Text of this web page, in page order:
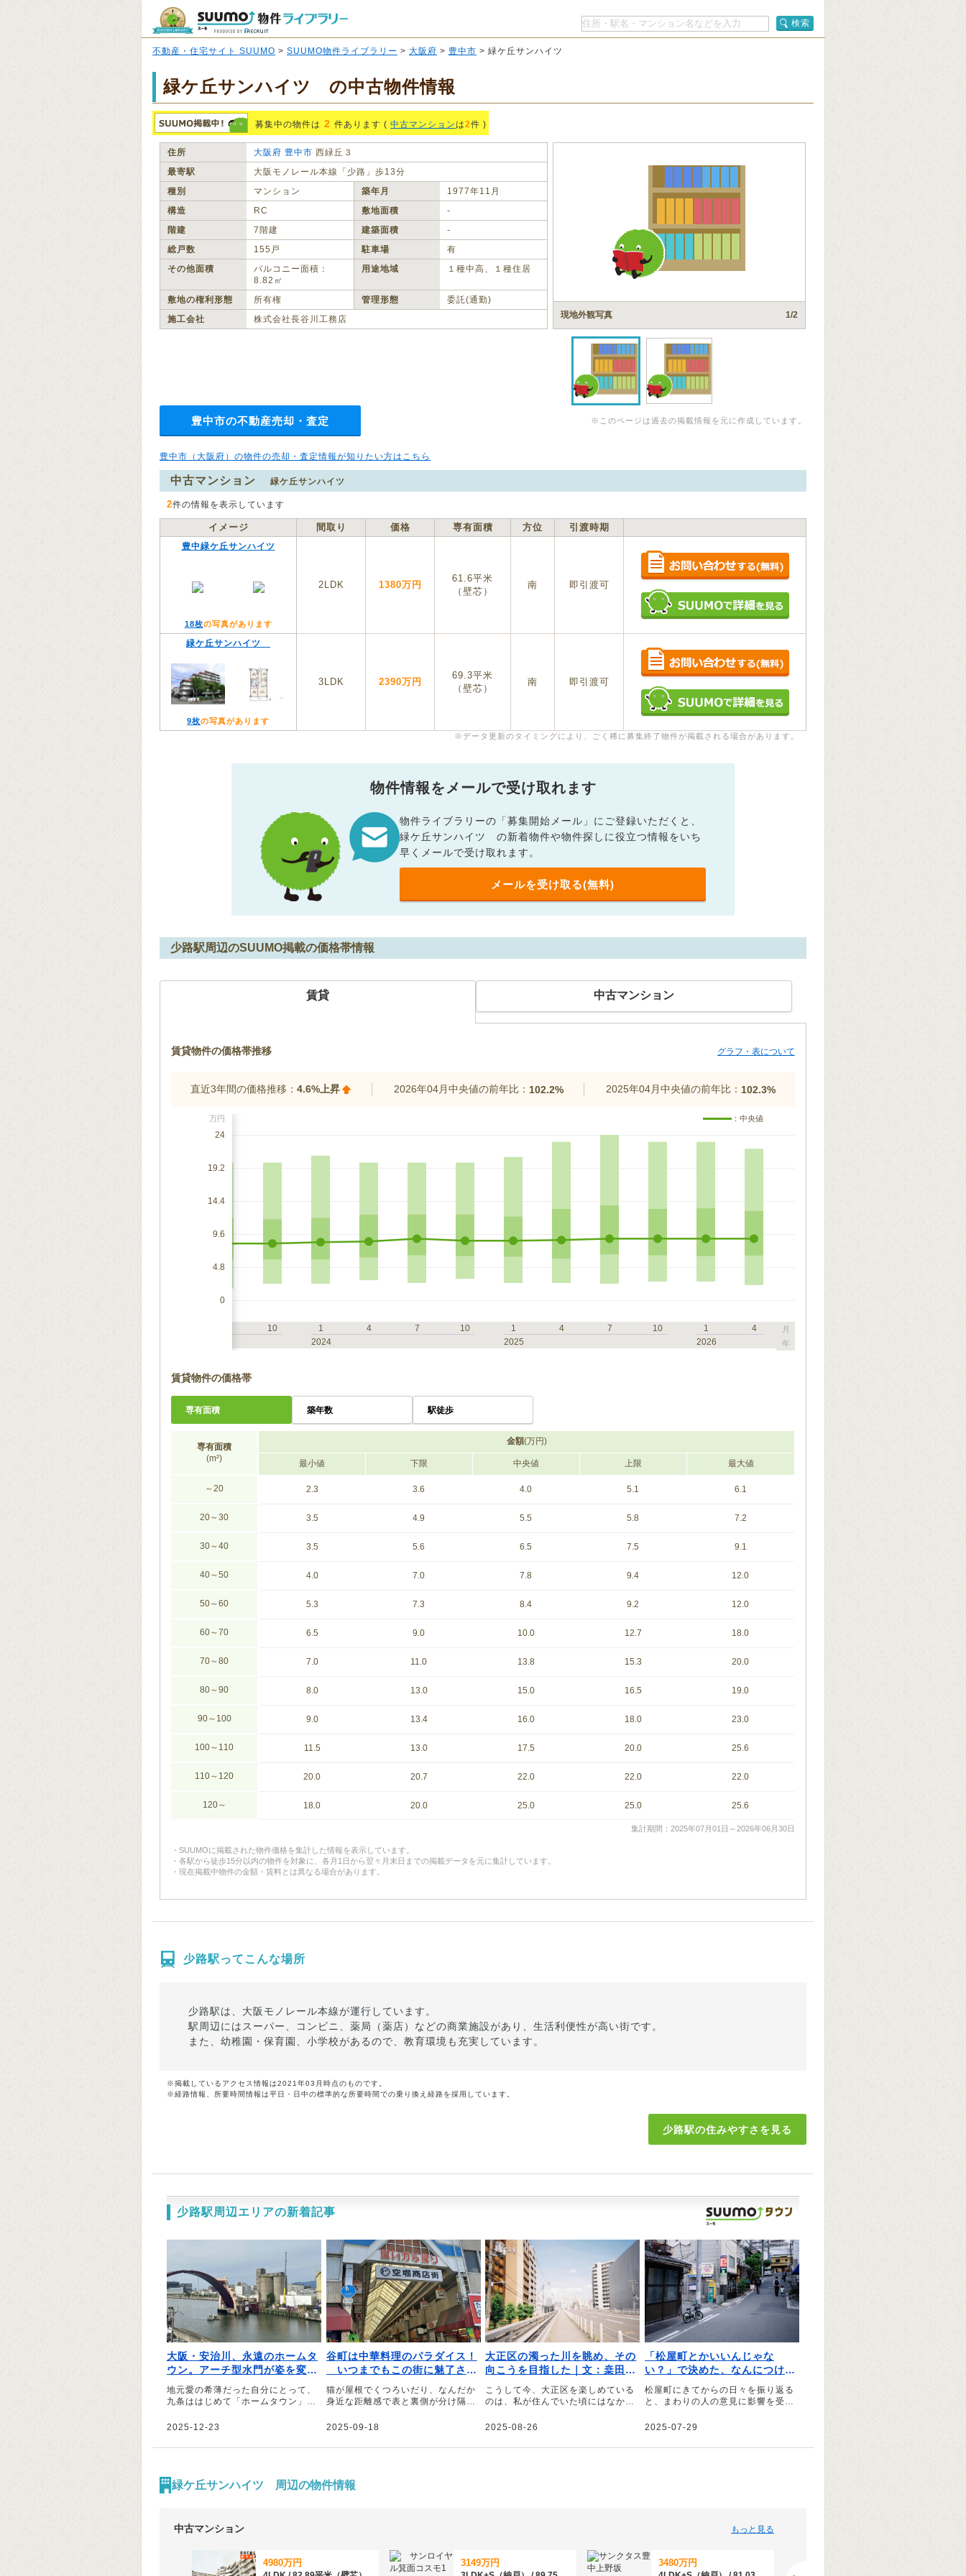
検索
不動産・住宅サイト SUUMO > SUUMO物件ライブラリー > 大阪府 > 豊中市 > 緑ケ丘サンハイツ
緑ケ丘サンハイツ の中古物件情報
募集中の物件は 2 件あります ( 中古マンションは2件 )
住所 大阪府 豊中市 西緑丘３
最寄駅
大阪モノレール本線「少路」歩13分
種別
マンション 築年月
1977年11月
構造
RC 敷地面積
‐
階建
7階建 建築面積
‐
総戸数
155戸 駐車場
有
その他面積
バルコニー面積：
8.82㎡
用途地域 １種中高、１種住居
敷地の権利形態 所有権 管理形態
委託(通勤)
施工会社
株式会社長谷川工務店 現地外観写真 1/2
※このページは過去の掲載情報を元に作成しています。
豊中市の不動産売却・査定
豊中市（大阪府）の物件の売却・査定情報が知りたい方はこちら
中古マンション 緑ケ丘サンハイツ
2件の情報を表示しています
イメージ 間取り 価格 専有面積 方位 引渡時期
豊中緑ケ丘サンハイツ
18枚の写真があります
2LDK 1380万円
61.6平米
（壁芯）
南 即引渡可
緑ケ丘サンハイツ
9枚の写真があります
3LDK 2390万円
69.3平米
（壁芯）
南 即引渡可
※データ更新のタイミングにより、ごく稀に募集終了物件が掲載される場合があります。
物件情報をメールで受け取れます
物件ライブラリーの「募集開始メール」にご登録いただくと、
緑ケ丘サンハイツ の新着物件や物件探しに役立つ情報をいち
早くメールで受け取れます。
メールを受け取る(無料)
少路駅周辺のSUUMO掲載の価格帯情報
賃貸 中古マンション
賃貸物件の価格帯推移 グラフ・表について
直近3年間の価格推移： 4.6%上昇 2026年04月中央値の前年比： 102.2% 2025年04月中央値の前年比： 102.3%
万円
24
19.2
14.4
9.6
4.8
0
：中央値
10
1 4 7
10
2024
1 4 7
10
2025
1
4
2026
月
年
賃貸物件の価格帯
専有面積 築年数 駅徒歩
専有面積
(m²)
金額(万円)
最小値 下限 中央値 上限 最大値
～20 2.3 3.6 4.0 5.1 6.1
20～30 3.5 4.9 5.5 5.8 7.2
30～40 3.5 5.6 6.5 7.5 9.1
40～50 4.0 7.0 7.8 9.4 12.0
50～60 5.3 7.3 8.4 9.2 12.0
60～70 6.5 9.0 10.0 12.7 18.0
70～80 7.0 11.0 13.8 15.3 20.0
80～90 8.0 13.0 15.0 16.5 19.0
90～100 9.0 13.4 16.0 18.0 23.0
100～110 11.5 13.0 17.5 20.0 25.6
110～120 20.0 20.7 22.0 22.0 22.0
120～ 18.0 20.0 25.0 25.0 25.6
集計期間：2025年07月01日～2026年06月30日
SUUMOに掲載された物件価格を集計した情報を表示しています。
各駅から徒歩15分以内の物件を対象に、各月1日から翌々月末日までの掲載データを元に集計しています。
現在掲載中物件の金額・賃料とは異なる場合があります。
少路駅ってこんな場所
少路駅は、大阪モノレール本線が運行しています。
駅周辺にはスーパー、コンビニ、薬局（薬店）などの商業施設があり、生活利便性が高い街です。
また、幼稚園・保育園、小学校があるので、教育環境も充実しています。
※掲載しているアクセス情報は2021年03月時点のものです。
※経路情報、所要時間情報は平日・日中の標準的な所要時間での乗り換え経路を採用しています。
少路駅の住みやすさを見る
少路駅周辺エリアの新着記事
大阪・安治川、永遠のホームタ
ウン。アーチ型水門が姿を変え
る前に｜編集者・和久田善彦
地元愛の希薄だった自分にとって、
九条ははじめて「ホームタウン」と
う話すのは、編集者の和久田善彦さ
「ホームタウン」だと感じていると
2025-12-23
谷町は中華料理のパラダイス！
いつまでもこの街に魅了され
ている｜文・櫛田尚之（平日中
華/休日中華 代表）
猫が屋根でくつろいだり、なんだか
身近な距離感で表と裏側が分け隔て
ぶらないこの谷町界隈が僕は好きだ
「平日中華/休日中華」代表の櫛田尚
いただきました。
2025-09-18
大正区の濁った川を眺め、その
向こうを目指した｜文：桒田萌
（音楽ライター）
こうして今、大正区を楽しめている
のは、私が住んでいた頃にはなかっ
を重ねてライフスタイルが変わった
のは、音楽ライターの桒田萌さん。
2025-08-26
「松屋町とかいいんじゃな
い？」で決めた、なんにつけて
も大正解の街｜文・磯乃文彦
（ブロガー）
松屋町にきてからの日々を振り返る
と、まわりの人の意見に影響を受け
――。そう話すのはブロガーの磯乃
ことになった大阪の松屋町での暮ら
2025-07-29
緑ケ丘サンハイツ 周辺の物件情報
中古マンション もっと見る
4980万円 3149万円 3480万円